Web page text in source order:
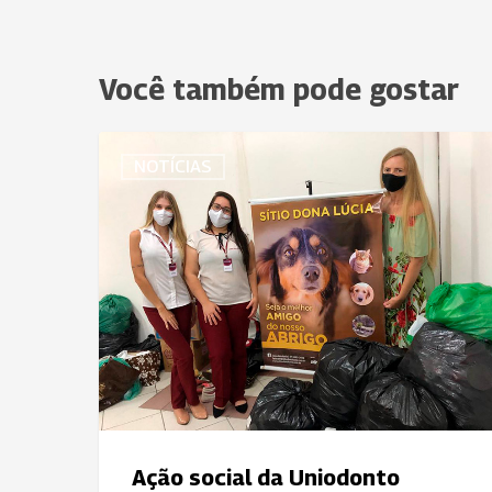
Você também pode gostar
NOTÍCIAS
social
Uniodonto
Santa
Catarina
faz
doação
para
abrigo
de
Ação social da Uniodonto